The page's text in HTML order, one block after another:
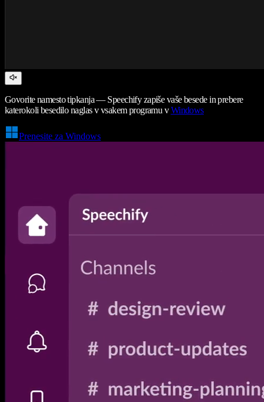
Govorite namesto tipkanja — Speechify zapiše vaše besede in prebere
katerokoli besedilo naglas v vsakem programu vWindows
Prenesite za Windows